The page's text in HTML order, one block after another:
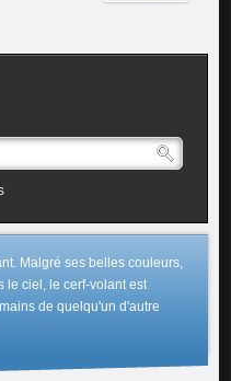
Malgré ses belles couleurs,
le ciel, le cerf-volant est
de quelqu'un d'autre